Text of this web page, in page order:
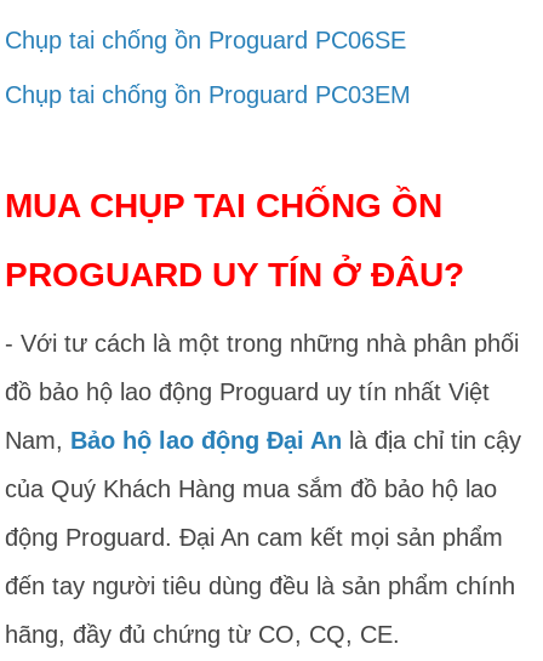
Chụp tai chống ồn Proguard PC06SE
Chụp tai chống ồn Proguard PC03EM
MUA CHỤP TAI CHỐNG ỒN
PROGUARD UY TÍN Ở ĐÂU?
- Với tư cách là một trong những nhà phân phối
đồ bảo hộ lao động Proguard uy tín nhất Việt
Nam, Bảo hộ lao động Đại An là địa chỉ tin cậy
của Quý Khách Hàng mua sắm đồ bảo hộ lao
động Proguard. Đại An cam kết mọi sản phẩm
đến tay người tiêu dùng đều là sản phẩm chính
hãng, đầy đủ chứng từ CO, CQ, CE.